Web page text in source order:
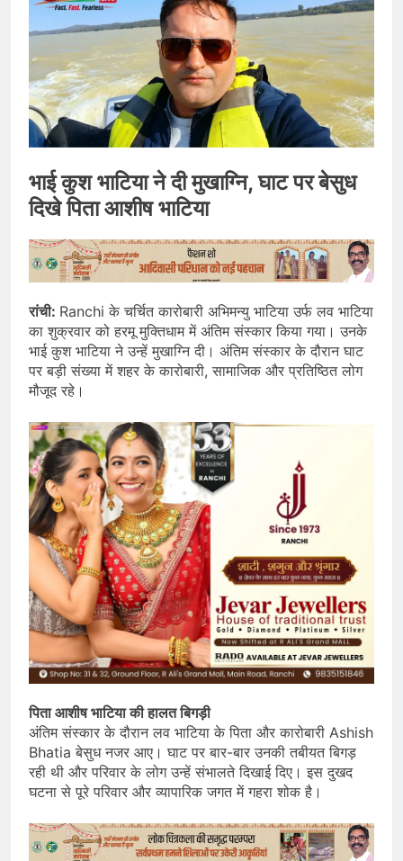
भाई कुश भाटिया ने दी मुखाग्नि, घाट पर बेसुध
दिखे पिता आशीष भाटिया
रांची: Ranchi के चर्चित कारोबारी अभिमन्यु भाटिया उर्फ लव भाटिया
का शुक्रवार को हरमू मुक्तिधाम में अंतिम संस्कार किया गया। उनके
भाई कुश भाटिया ने उन्हें मुखाग्नि दी। अंतिम संस्कार के दौरान घाट
पर बड़ी संख्या में शहर के कारोबारी, सामाजिक और प्रतिष्ठित लोग
मौजूद रहे।
पिता आशीष भाटिया की हालत बिगड़ी
अंतिम संस्कार के दौरान लव भाटिया के पिता और कारोबारी Ashish
Bhatia बेसुध नजर आए। घाट पर बार-बार उनकी तबीयत बिगड़
रही थी और परिवार के लोग उन्हें संभालते दिखाई दिए। इस दुखद
घटना से पूरे परिवार और व्यापारिक जगत में गहरा शोक है।